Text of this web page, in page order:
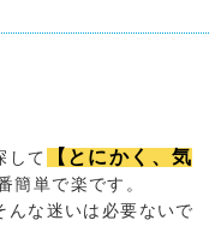
して
【とにかく、気
簡単で楽です。
んな迷いは必要ないで